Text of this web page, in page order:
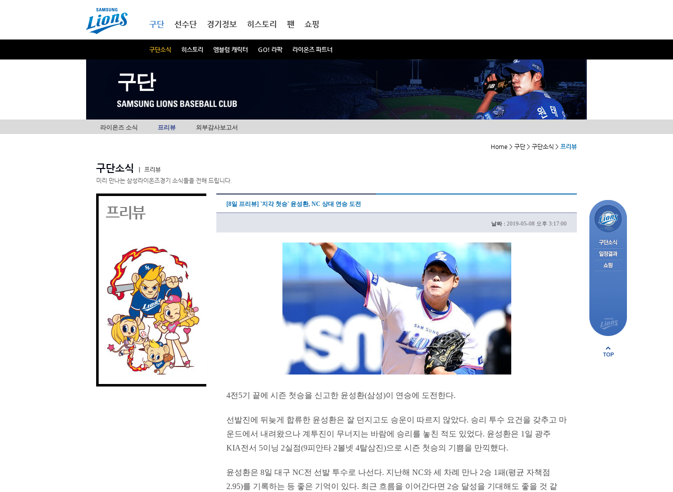
구단
구단소식 히스토리 엠블럼 캐릭터 GO! 라팍 라이온즈 파트너
선수단 경기정보 히스토리 팬 쇼핑
구단
라이온즈 소식 프리뷰 외부감사보고서
Home > 구단 > 구단소식 > 프리뷰
구단소식
프리뷰
미리 만나는 삼성라이온즈경기 소식들을 전해 드립니다.
프리뷰 [8일 프리뷰] '지각 첫승' 윤성환, NC 상대 연승 도전
날짜 : 2019-05-08 오후 3:17:00
4전5기 끝에 시즌 첫승을 신고한 윤성환(삼성)이 연승에 도전한다.
선발진에 뒤늦게 합류한 윤성환은 잘 던지고도 승운이 따르지 않았다. 승리 투수 요건을 갖추고 마
운드에서 내려왔으나 계투진이 무너지는 바람에 승리를 놓친 적도 있었다. 윤성환은 1일 광주
KIA전서 5이닝 2실점(9피안타 2볼넷 4탈삼진)으로 시즌 첫승의 기쁨을 만끽했다.
윤성환은 8일 대구 NC전 선발 투수로 나선다. 지난해 NC와 세 차례 만나 2승 1패(평균 자책점
2.95)를 기록하는 등 좋은 기억이 있다. 최근 흐름을 이어간다면 2승 달성을 기대해도 좋을 것 같